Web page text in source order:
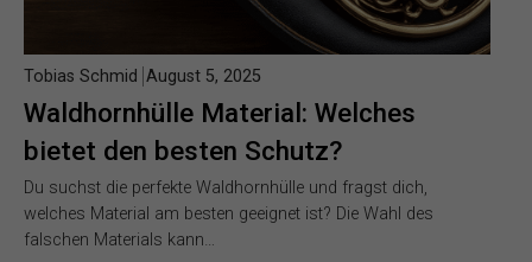
Waldhornhülle Material: Welches
bietet den besten Schutz?
Tobias Schmid August 5, 2025
Du suchst die perfekte Waldhornhülle und fragst dich,
welches Material am besten geeignet ist? Die Wahl des
falschen Materials kann…